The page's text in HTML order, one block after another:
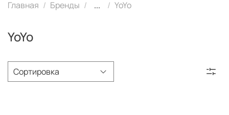
Главная Бренды ... YoYo
YoYo